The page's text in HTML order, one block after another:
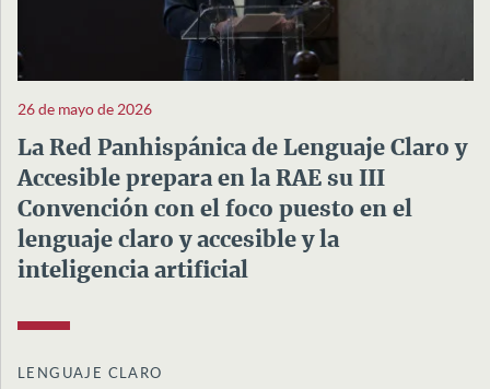
26 de mayo de 2026
La Red Panhispánica de Lenguaje Claro y
Accesible prepara en la RAE su III
Convención con el foco puesto en el
lenguaje claro y accesible y la
inteligencia artificial
LENGUAJE CLARO